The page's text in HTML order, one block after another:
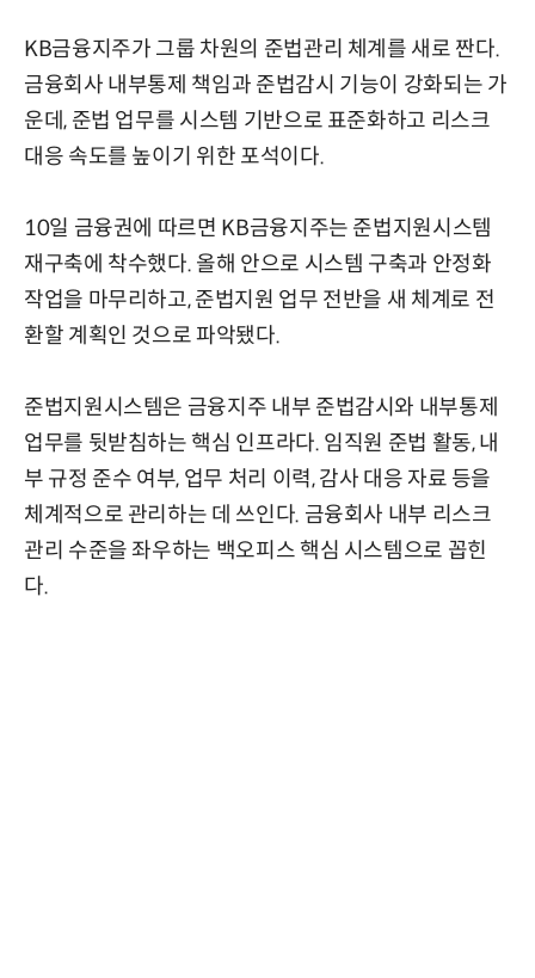
KB금융지주가 그룹 차원의 준법관리 체계를 새로 짠다.
금융회사 내부통제 책임과 준법감시 기능이 강화되는 가
운데, 준법 업무를 시스템 기반으로 표준화하고 리스크
대응 속도를 높이기 위한 포석이다.
10일 금융권에 따르면 KB금융지주는 준법지원시스템
재구축에 착수했다. 올해 안으로 시스템 구축과 안정화
작업을 마무리하고, 준법지원 업무 전반을 새 체계로 전
환할 계획인 것으로 파악됐다.
준법지원시스템은 금융지주 내부 준법감시와 내부통제
업무를 뒷받침하는 핵심 인프라다. 임직원 준법 활동, 내
부 규정 준수 여부, 업무 처리 이력, 감사 대응 자료 등을
체계적으로 관리하는 데 쓰인다. 금융회사 내부 리스크
관리 수준을 좌우하는 백오피스 핵심 시스템으로 꼽힌
다.